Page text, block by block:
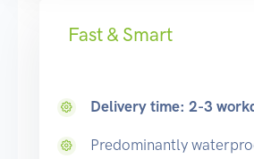
Fast & Smart
Delivery time: 2-3
Predominantly